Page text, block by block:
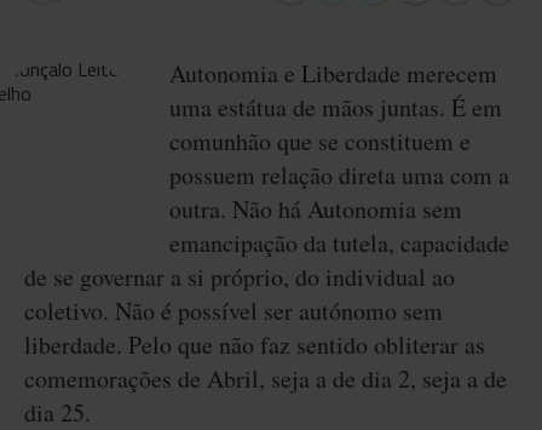
Autonomia e Liberdade merecem
uma estátua de mãos juntas. É em
comunhão que se constituem e
possuem relação direta uma com a
outra. Não há Autonomia sem
emancipação da tutela, capacidade
de se governar a si próprio, do individual ao
coletivo. Não é possível ser autónomo sem
liberdade. Pelo que não faz sentido obliterar as
comemorações de Abril, seja a de dia 2, seja a de
dia 25.